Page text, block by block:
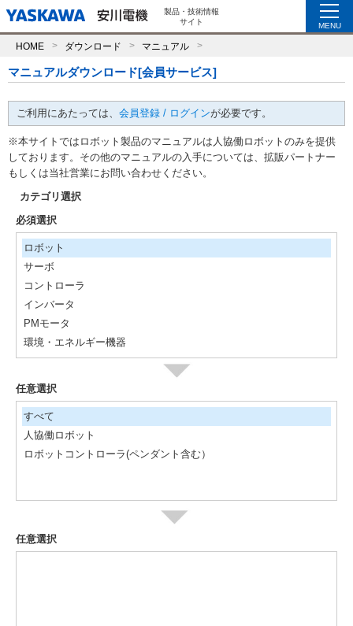
製品・技術情報
サイト
MENU
HOME ダウンロード マニュアル
マニュアルダウンロード[会員サービス]
ご利用にあたっては、 会員登録 / ログインが必要です。
※本サイトではロボット製品のマニュアルは人協働ロボットのみを提供
しております。その他のマニュアルの入手については、拡販パートナー
もしくは当社営業にお問い合わせください。
カテゴリ選択
必須選択
ロボット
サーボ
コントローラ
インバータ
PMモータ
環境・エネルギー機器
任意選択
すべて
人協働ロボット
ロボットコントローラ(ペンダント含む）
任意選択